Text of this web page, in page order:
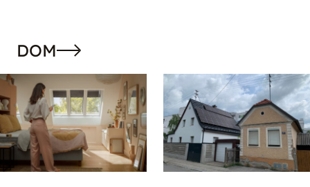
DOM